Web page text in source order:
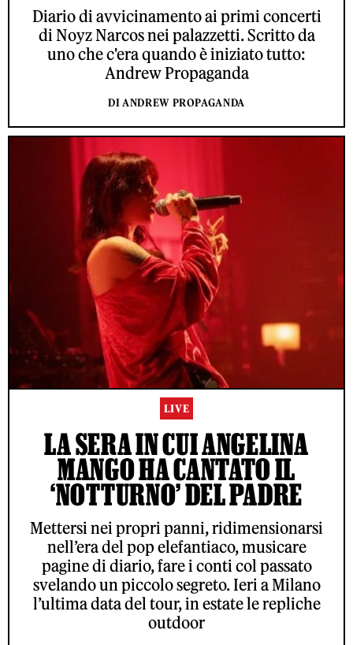
Diario di avvicinamento ai primi concerti
di Noyz Narcos nei palazzetti. Scritto da
uno che c'era quando è iniziato tutto:
Andrew Propaganda
DI ANDREW PROPAGANDA
LIVE
LA SERA IN CUI ANGELINA
MANGO HA CANTATO IL
‘NOTTURNO’ DEL PADRE
Mettersi nei propri panni, ridimensionarsi
nell’era del pop elefantiaco, musicare
pagine di diario, fare i conti col passato
svelando un piccolo segreto. Ieri a Milano
l’ultima data del tour, in estate le repliche
outdoor